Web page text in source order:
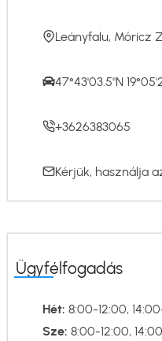
Leányfalu, Móricz
47°43'03.5"N
+3626383065
Kérjük, használja
Ügyfélfogadás
Hét: 8:00-12:00,
Sze: 8:00-12:00,